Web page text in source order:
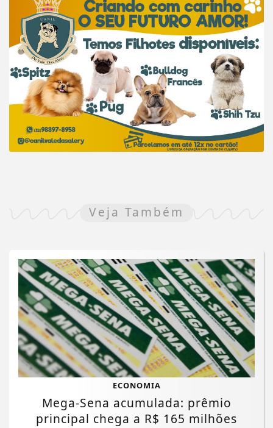
Veja Também
ECONOMIA
Mega-Sena acumulada: prêmio
principal chega a R$ 165 milhões